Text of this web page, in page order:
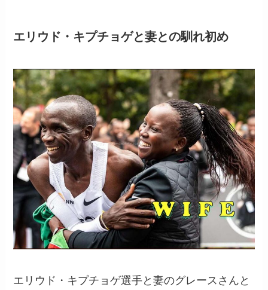
エリウド・キプチョゲと妻との馴れ初め
エリウド・キプチョゲ選手と妻のグレースさんと